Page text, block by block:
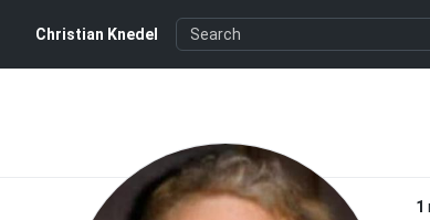
Christian KnedelHerr Knedel
1